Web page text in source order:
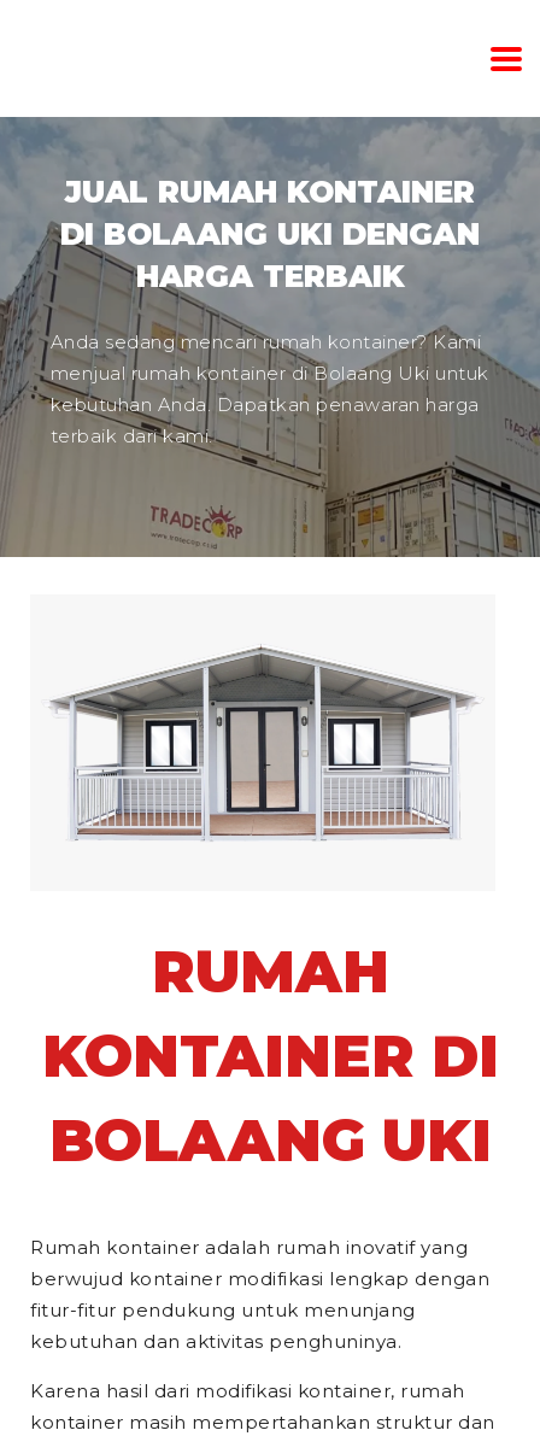
JUAL RUMAH KONTAINER
DI BOLAANG UKI DENGAN
HARGA TERBAIK
Anda sedang mencari rumah kontainer? Kami
menjual rumah kontainer di Bolaang Uki untuk
kebutuhan Anda. Dapatkan penawaran harga
terbaik dari kami.
RUMAH
KONTAINER DI
BOLAANG UKI
Rumah kontainer adalah rumah inovatif yang
berwujud kontainer modifikasi lengkap dengan
fitur-fitur pendukung untuk menunjang
kebutuhan dan aktivitas penghuninya.
Karena hasil dari modifikasi kontainer, rumah
kontainer masih mempertahankan struktur dan